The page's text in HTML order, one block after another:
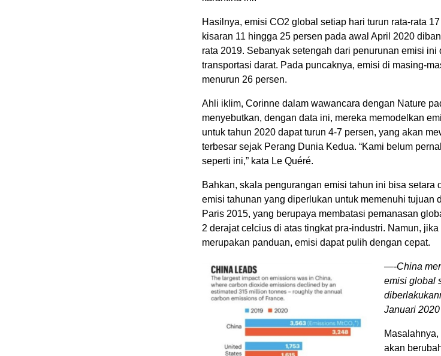
Hasilnya, emisi CO2 global setiap hari turun rata-rata
kisaran 11 hingga 25 persen pada awal April 2020
rata 2019. Sebanyak setengah dari penurunan emisi ini
transportasi darat. Pada puncaknya, emisi di masing-
menurun 26 persen.
Ahli iklim, Corinne dalam wawancara dengan Nature
menyebutkan, dengan data ini, mereka memodelkan
untuk tahun 2020 dapat turun 4-7 persen, yang akan
terbesar sejak Perang Dunia Kedua. “Kami belum
seperti ini,” kata Le Quéré.
Bahkan, skala pengurangan emisi tahun ini bisa setara
emisi tahunan yang diperlukan untuk memenuhi tujuan
Paris 2015, yang berupaya membatasi pemanasan
2 derajat celcius di atas tingkat pra-industri. Namun,
merupakan panduan, emisi dapat pulih dengan cepat.
—-China
emisi global
Januari
akan